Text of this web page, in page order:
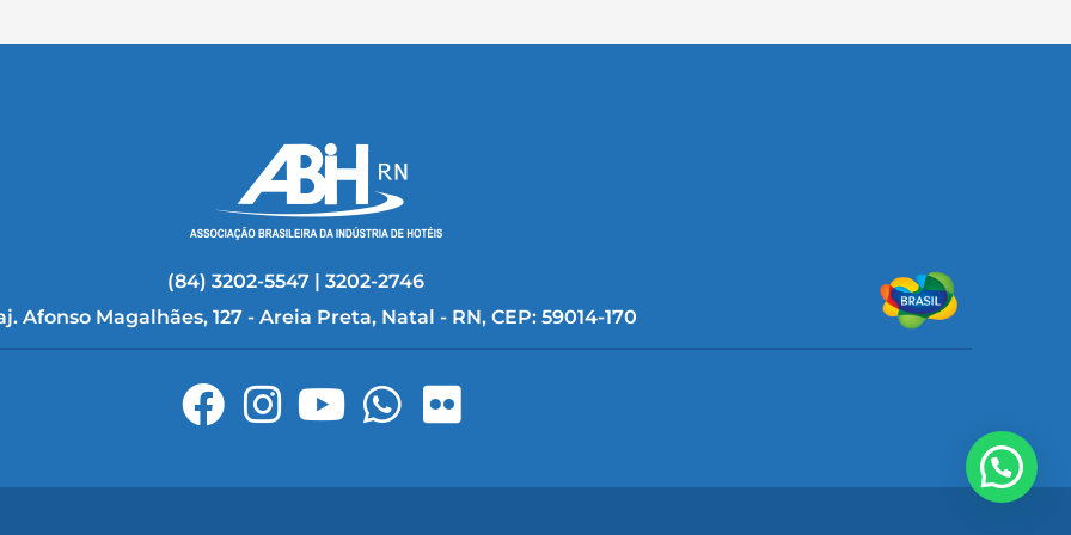
(84) 3202-5547 | 3202-2746
Afonso Magalhães, 127 - Areia Preta, Natal - RN, CEP: 59014-170